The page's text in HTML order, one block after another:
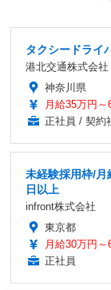
タクシードライ
港北交通株式会社
神奈川県
月給35万円～
正社員 / 契約
未経験採用枠/
日以上
infront株式会社
東京都
月給30万円～
正社員